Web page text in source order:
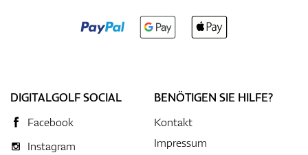
DIGITALGOLF SOCIAL
Facebook
Instagram
BENÖTIGEN SIE HILFE?
Kontakt
Impressum